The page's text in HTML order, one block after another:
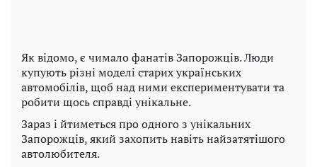
Як відомо, є чимало фанатів Запорожців. Люди
купують різні моделі старих українських
автомобілів, щоб над ними експериментувати та
робити щось справді унікальне.
Зараз і йтиметься про одного з унікальних
Запорожців, який захопить навіть найзатятішого
автолюбителя.